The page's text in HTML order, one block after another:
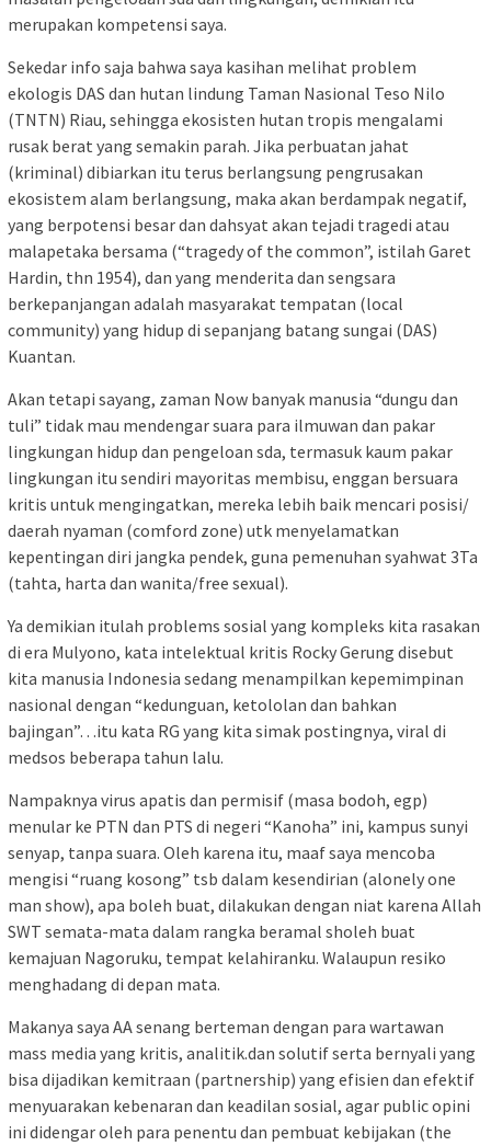
merupakan kompetensi saya.
Sekedar info saja bahwa saya kasihan melihat problem
ekologis DAS dan hutan lindung Taman Nasional Teso Nilo
(TNTN) Riau, sehingga ekosisten hutan tropis mengalami
rusak berat yang semakin parah. Jika perbuatan jahat
(kriminal) dibiarkan itu terus berlangsung pengrusakan
ekosistem alam berlangsung, maka akan berdampak negatif,
yang berpotensi besar dan dahsyat akan tejadi tragedi atau
malapetaka bersama (“tragedy of the common”, istilah Garet
Hardin, thn 1954), dan yang menderita dan sengsara
berkepanjangan adalah masyarakat tempatan (local
community) yang hidup di sepanjang batang sungai (DAS)
Kuantan.
Akan tetapi sayang, zaman Now banyak manusia “dungu dan
tuli” tidak mau mendengar suara para ilmuwan dan pakar
lingkungan hidup dan pengeloan sda, termasuk kaum pakar
lingkungan itu sendiri mayoritas membisu, enggan bersuara
kritis untuk mengingatkan, mereka lebih baik mencari posisi/
daerah nyaman (comford zone) utk menyelamatkan
kepentingan diri jangka pendek, guna pemenuhan syahwat 3Ta
(tahta, harta dan wanita/free sexual).
Ya demikian itulah problems sosial yang kompleks kita rasakan
di era Mulyono, kata intelektual kritis Rocky Gerung disebut
kita manusia Indonesia sedang menampilkan kepemimpinan
nasional dengan “kedunguan, ketololan dan bahkan
bajingan”…itu kata RG yang kita simak postingnya, viral di
medsos beberapa tahun lalu.
Nampaknya virus apatis dan permisif (masa bodoh, egp)
menular ke PTN dan PTS di negeri “Kanoha” ini, kampus sunyi
senyap, tanpa suara. Oleh karena itu, maaf saya mencoba
mengisi “ruang kosong” tsb dalam kesendirian (alonely one
man show), apa boleh buat, dilakukan dengan niat karena Allah
SWT semata-mata dalam rangka beramal sholeh buat
kemajuan Nagoruku, tempat kelahiranku. Walaupun resiko
menghadang di depan mata.
Makanya saya AA senang berteman dengan para wartawan
mass media yang kritis, analitik.dan solutif serta bernyali yang
bisa dijadikan kemitraan (partnership) yang efisien dan efektif
menyuarakan kebenaran dan keadilan sosial, agar public opini
ini didengar oleh para penentu dan pembuat kebijakan (the